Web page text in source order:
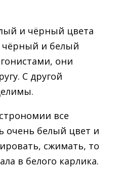
и чёрный цвета
чёрный и белый
они
С другой
все
очень белый цвет и
сжимать, то
в белого карлика.